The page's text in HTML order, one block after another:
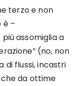
terzo e non
è –
assomiglia a
(no, non
di flussi, incastri
da ottime